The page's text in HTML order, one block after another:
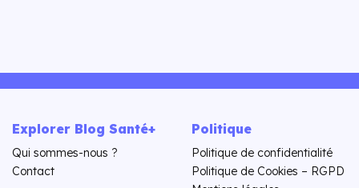
Explorer Blog Santé+
Qui sommes-nous ?
Contact
Politique
Politique de confidentialité
Politique de Cookies – RGPD